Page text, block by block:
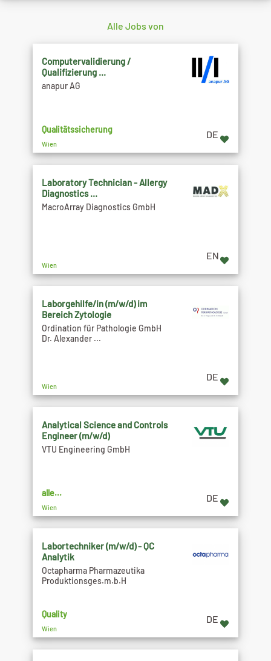
Alle Jobs von
Computervalidierung /
Qualifizierung ...
anapur AG
Qualitätssicherung
Wien
DE
Laboratory Technician - Allergy
Diagnostics ...
MacroArray Diagnostics GmbH
Wien
EN
Laborgehilfe/in (m/w/d) im
Bereich Zytologie
Ordination für Pathologie GmbH
Dr. Alexander ...
Wien
DE
Analytical Science and Controls
Engineer (m/w/d)
VTU Engineering GmbH
alle...
Wien
DE
Labortechniker (m/w/d) - QC
Analytik
Octapharma Pharmazeutika
Produktionsges.m.b.H
Quality
Wien
DE